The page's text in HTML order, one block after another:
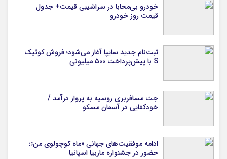
خودرو بی‌محابا در سراشیبی قیمت+ جدول
قیمت روز خودرو
ثبت‌نام جدید سایپا آغاز می‌شود؛ فروش کوئیک
S با پیش‌پرداخت ۵۰۰ میلیونی
جت مسافربری روسیه به پرواز درآمد /
خودکفایی در آسمان مسکو
ادامه موفقیت‌های جهانی «ماه کوچولوی من»؛
حضور در جشنواره ماربیا اسپانیا